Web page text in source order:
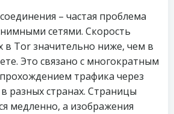
– частая проблема
сетями. Скорость
в Tor значительно ниже, чем в
Это связано с многократным
трафика через
разных странах. Страницы
медленно, а изображения